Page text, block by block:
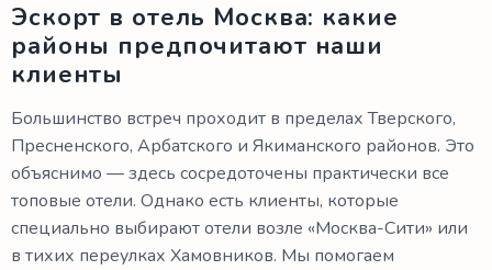
Эскорт в отель Москва: какие
районы предпочитают наши
клиенты
Большинство встреч проходит в пределах Тверского,
Пресненского, Арбатского и Якиманского районов. Это
объяснимо — здесь сосредоточены практически все
топовые отели. Однако есть клиенты, которые
специально выбирают отели возле «Москва-Сити» или
в тихих переулках Хамовников. Мы помогаем